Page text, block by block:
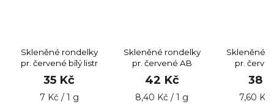
Skleněné rondelky
pr. červené bílý listr
35 Kč
7 Kč / 1 g
Skleněné rondelky
pr. červené AB
42 Kč
8,40 Kč / 1 g
Skleněné
pr.
38
7,60 Kč